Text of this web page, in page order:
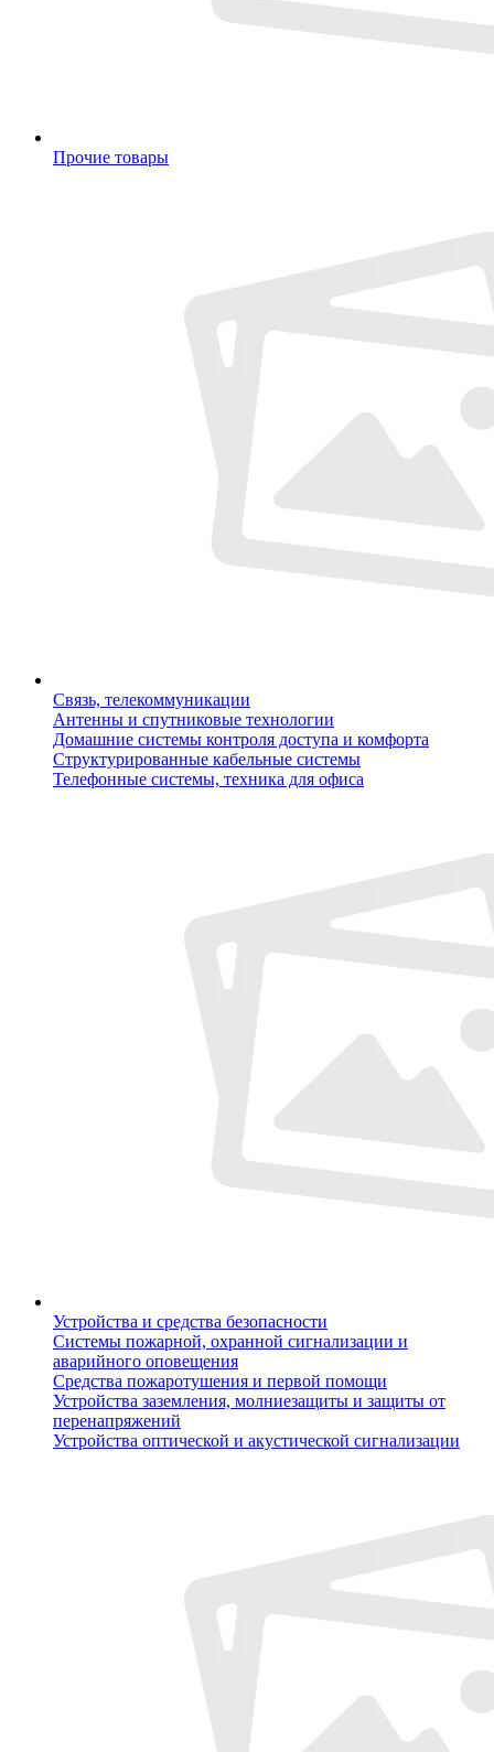
Прочие товары
Связь, телекоммуникации
Антенны и спутниковые технологии
Домашние системы контроля доступа и комфорта
Структурированные кабельные системы
Телефонные системы, техника для офиса
Устройства и средства безопасности
Системы пожарной, охранной сигнализации и
аварийного оповещения
Средства пожаротушения и первой помощи
Устройства заземления, молниезащиты и защиты от
перенапряжений
Устройства оптической и акустической сигнализации